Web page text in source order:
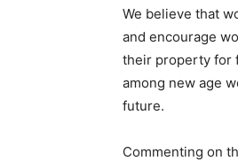
We believe that
and encourage
their property for
among new age
future.
Commenting on